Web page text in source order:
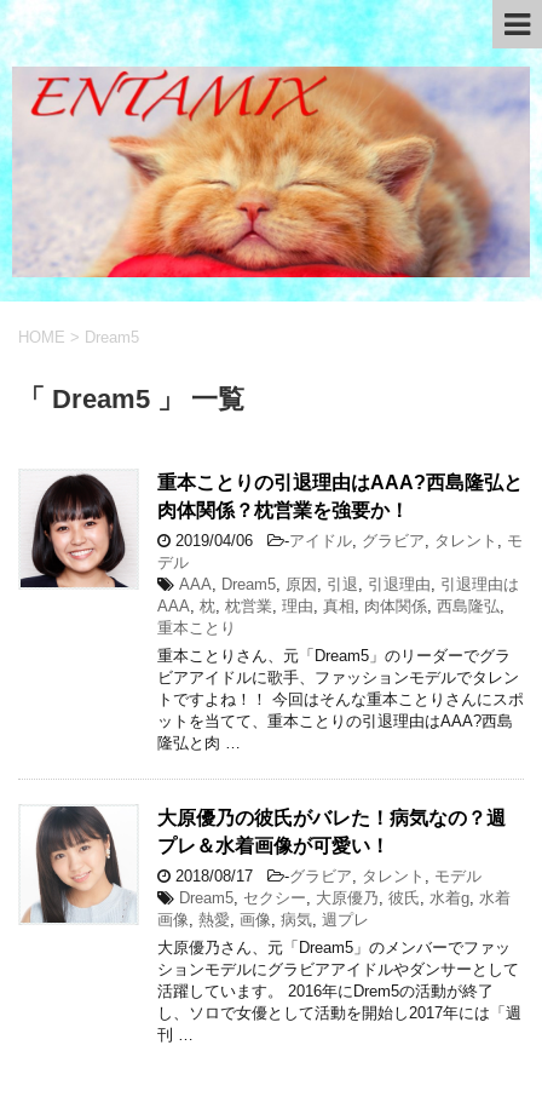
HOME > Dream5
「 Dream5 」 一覧
重本ことりの引退理由はAAA?西島隆弘と
肉体関係？枕営業を強要か！
2019/04/06 -アイドル グラビア タレント
モ
デル
AAA
Dream5 原因 引退 引退理由
引退理由は
AAA 枕 枕営業 理由 真相 肉体関係 西島隆弘
重本ことり
重本ことりさん、元「Dream5」のリーダーでグラ
ビアアイドルに歌手、ファッションモデルでタレン
トですよね！！ 今回はそんな重本ことりさんにスポ
ットを当てて、重本ことりの引退理由はAAA?西島
隆弘と肉 …
大原優乃の彼氏がバレた！病気なの？週
プレ＆水着画像が可愛い！
2018/08/17 -グラビア タレント
モデル
Dream5 セクシー 大原優乃 彼氏 水着g 水着
画像 熱愛 画像 病気 週プレ
大原優乃さん、元「Dream5」のメンバーでファッ
ションモデルにグラビアアイドルやダンサーとして
活躍しています。 2016年にDrem5の活動が終了
し、ソロで女優として活動を開始し2017年には「週
刊 …